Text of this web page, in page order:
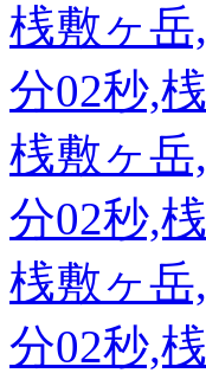
桟敷ヶ岳
分02秒,
桟敷ヶ岳
分02秒,
桟敷ヶ岳
分02秒,